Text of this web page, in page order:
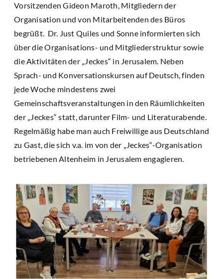
Vorsitzenden Gideon Maroth, Mitgliedern der
Organisation und von Mitarbeitenden des Büros
begrüßt. Dr. Just Quiles und Sonne informierten sich
über die Organisations- und Mitgliederstruktur sowie
die Aktivitäten der „Jeckes“ in Jerusalem. Neben
Sprach- und Konversationskursen auf Deutsch, finden
jede Woche mindestens zwei
Gemeinschaftsveranstaltungen in den Räumlichkeiten
der „Jeckes“ statt, darunter Film- und Literaturabende.
Regelmäßig habe man auch Freiwillige aus Deutschland
zu Gast, die sich v.a. im von der „Jeckes“-Organisation
betriebenen Altenheim in Jerusalem engagieren.